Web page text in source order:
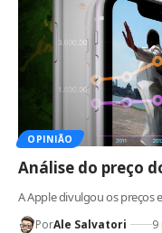
OPINIÃO
Análise do preço
A Apple divulgou os preços
PorAle Salvatori 9